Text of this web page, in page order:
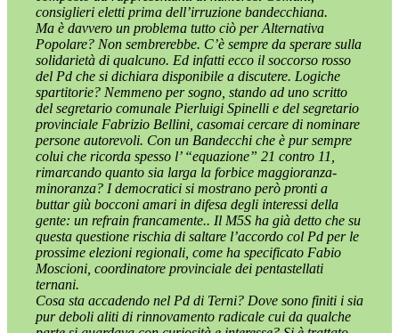
consiglieri eletti prima dell’irruzione bandecchiana.
Ma è davvero un problema tutto ciò per Alternativa
Popolare? Non sembrerebbe. C’è sempre da sperare sulla
solidarietà di qualcuno. Ed infatti ecco il soccorso rosso
del Pd che si dichiara disponibile a discutere. Logiche
spartitorie? Nemmeno per sogno, stando ad uno scritto
del segretario comunale Pierluigi Spinelli e del segretario
provinciale Fabrizio Bellini, casomai cercare di nominare
persone autorevoli. Con un Bandecchi che è pur sempre
colui che ricorda spesso l’ “equazione” 21 contro 11,
rimarcando quanto sia larga la forbice maggioranza-
minoranza? I democratici si mostrano però pronti a
buttar giù bocconi amari in difesa degli interessi della
gente: un refrain francamente.. Il M5S ha già detto che su
questa questione rischia di saltare l’accordo col Pd per le
prossime elezioni regionali, come ha specificato Fabio
Moscioni, coordinatore provinciale dei pentastellati
ternani.
Cosa sta accadendo nel Pd di Terni? Dove sono finiti i sia
pur deboli aliti di rinnovamento radicale cui da qualche